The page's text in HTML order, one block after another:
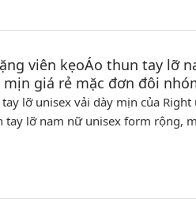
viên kẹoÁo thun tay lỡ
mịn giá rẻ mặc đơn đôi
lỡ unisex vải dày mịn của
tay lỡ nam nữ unisex form rộng,